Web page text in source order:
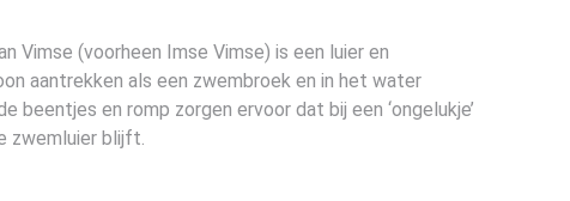
Vimse (voorheen Imse Vimse) is een luier en
aantrekken als een zwembroek en in het water
beentjes en romp zorgen ervoor dat bij een ‘ongelukje’
zwemluier blijft.